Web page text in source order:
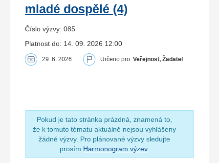
mladé dospělé (4)
Číslo výzvy: 085
Platnost do: 14. 09. 2026 12:00
29. 6. 2026 Určeno pro: Veřejnost, Žadatel
Pokud je tato stránka prázdná, znamená to,
že k tomuto tématu aktuálně nejsou vyhlášeny
žádné výzvy. Pro plánované výzvy sledujte
prosím Harmonogram výzev.